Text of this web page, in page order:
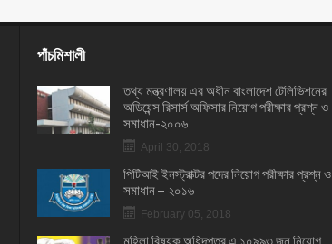
পাঁচমিশালী
তথ্য মন্ত্রণালয় এর অধীন বাংলাদেশ টেলিভিশনের
অডিয়েন্স রিসার্স অফিসার নিয়োগ পরীক্ষার প্রশ্ন ও
সমাধান-২০০৬
April 30, 2018
পিটিআই ইনস্ট্রাক্টর পদের নিয়োগ পরীক্ষার প্রশ্ন ও
সমাধান – ২০১৬
February 05, 2018